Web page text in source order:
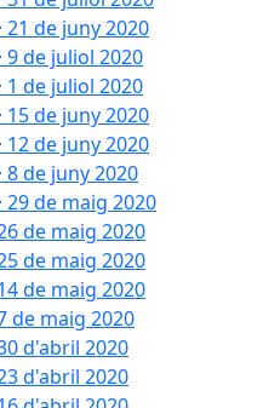
21 de juny 2020
9 de juliol 2020
1 de juliol 2020
15 de juny 2020
12 de juny 2020
8 de juny 2020
29 de maig 2020
de maig 2020
de maig 2020
de maig 2020
de maig 2020
d'abril 2020
d'abril 2020